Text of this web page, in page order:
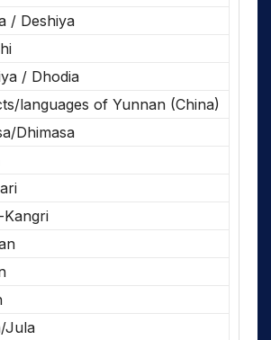
/ Deshiya
/ Dhodia
languages of Yunnan (China)
Dhimasa
Kangri
Jula